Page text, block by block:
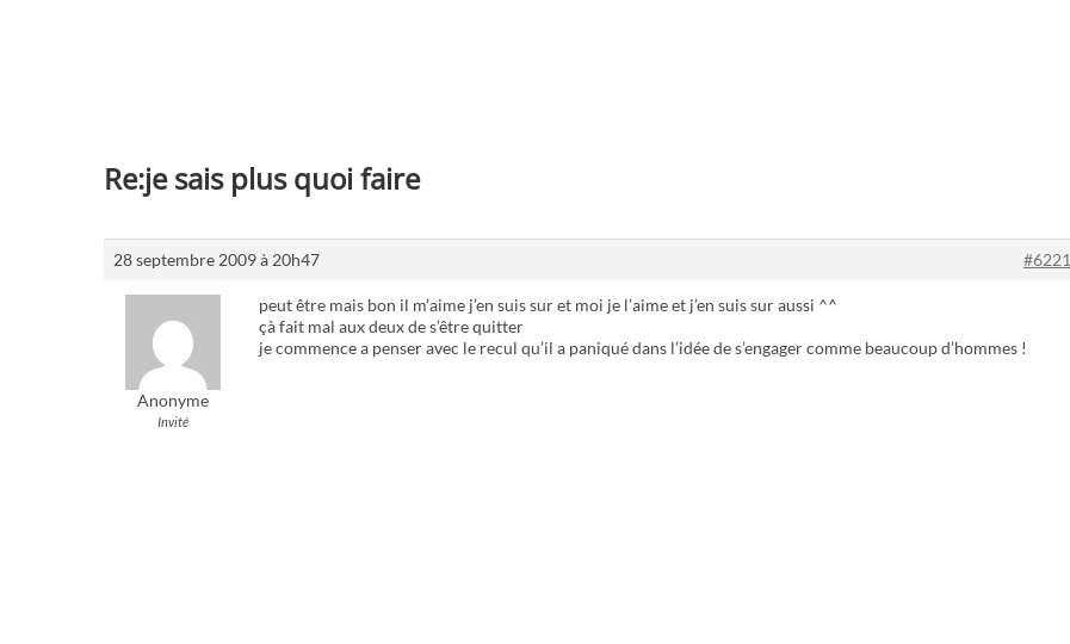
Re:je sais plus quoi faire
28 septembre 2009 à 20h47 #6221
Anonyme
Invité
peut être mais bon il m’aime j’en suis sur et moi je l’aime et j’en suis sur aussi ^^
çà fait mal aux deux de s’être quitter
je commence a penser avec le recul qu’il a paniqué dans l’idée de s’engager comme beaucoup d’hommes !